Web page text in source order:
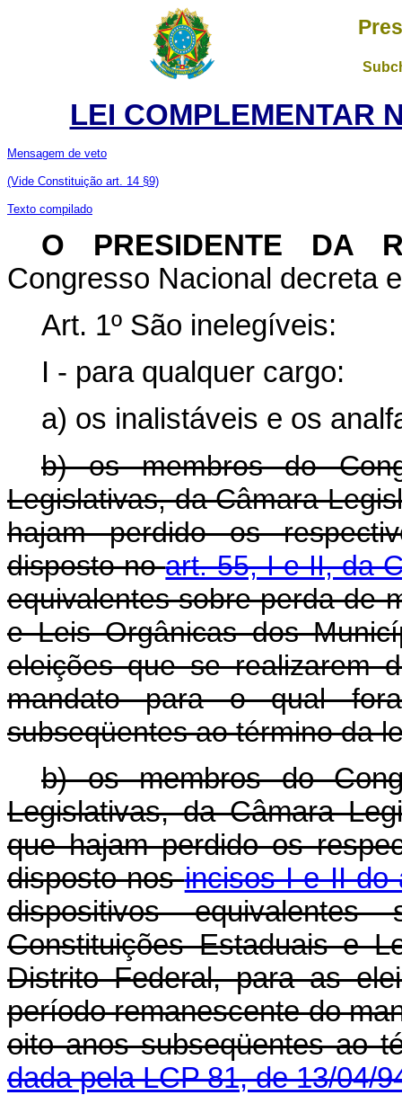
LEI COMPLEMENTAR
Mensagem de veto
(Vide Constituição art. 14 §9)
Texto compilado
O PRESIDENTE DA
Congresso Nacional decreta
Art. 1º São inelegíveis:
I - para qualquer cargo:
a) os inalistáveis e os
b) os membros do
Legislativas, da Câmara
hajam perdido os
disposto noart. 55, I e II, da
equivalentes sobre perda de
e Leis Orgânicas dos
eleições que se realizarem
mandato para o qual
subseqüentes ao término da
b) os membros do
Legislativas, da Câmara
que hajam perdido os
disposto nosincisos I e II do
dispositivos
Constituições Estaduais e
Distrito Federal, para as
período remanescente do
oito anos subseqüentes
dada pela LCP 81, de 13/04/